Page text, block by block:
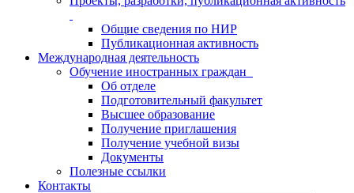
Общие сведения по НИР
Публикационная активность
Международная деятельность
Обучение иностранных граждан
Об отделе
Подготовительный факультет
Высшее образование
Получение приглашения
Получение учебной визы
Документы
Полезные ссылки
Контакты